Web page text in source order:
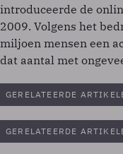
introduceerde de
2009. Volgens het
miljoen mensen een
dat aantal met
GERELATEERDE
GERELATEERDE